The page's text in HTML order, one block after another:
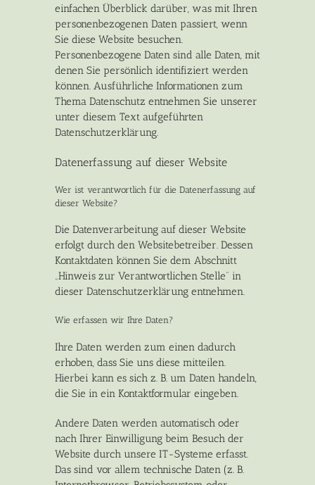
einfachen Überblick darüber, was mit Ihren
personenbezogenen Daten passiert, wenn
Sie diese Website besuchen.
Personenbezogene Daten sind alle Daten, mit
denen Sie persönlich identifiziert werden
können. Ausführliche Informationen zum
Thema Datenschutz entnehmen Sie unserer
unter diesem Text aufgeführten
Datenschutzerklärung.
Datenerfassung auf dieser Website
Wer ist verantwortlich für die Datenerfassung auf
dieser Website?
Die Datenverarbeitung auf dieser Website
erfolgt durch den Websitebetreiber. Dessen
Kontaktdaten können Sie dem Abschnitt
„Hinweis zur Verantwortlichen Stelle“ in
dieser Datenschutzerklärung entnehmen.
Wie erfassen wir Ihre Daten?
Ihre Daten werden zum einen dadurch
erhoben, dass Sie uns diese mitteilen.
Hierbei kann es sich z. B. um Daten handeln,
die Sie in ein Kontaktformular eingeben.
Andere Daten werden automatisch oder
nach Ihrer Einwilligung beim Besuch der
Website durch unsere IT-Systeme erfasst.
Das sind vor allem technische Daten (z. B.